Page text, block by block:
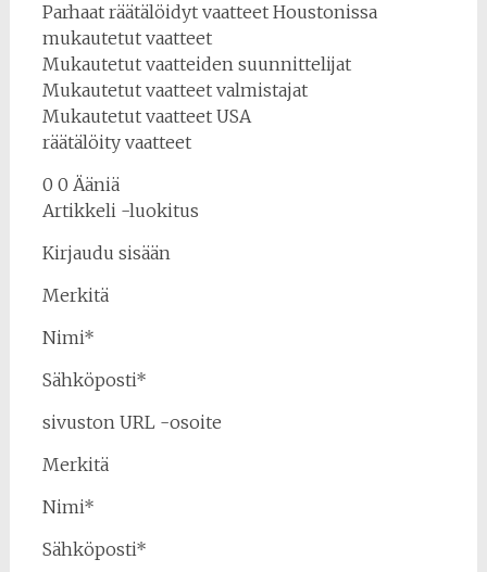
Parhaat räätälöidyt vaatteet Houstonissa
mukautetut vaatteet
Mukautetut vaatteiden suunnittelijat
Mukautetut vaatteet valmistajat
Mukautetut vaatteet USA
räätälöity vaatteet
0 0 Ääniä
Artikkeli -luokitus
Kirjaudu sisään
Merkitä
Nimi*
Sähköposti*
sivuston URL -osoite
Merkitä
Nimi*
Sähköposti*